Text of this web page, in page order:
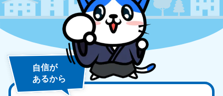
自信が
あるから